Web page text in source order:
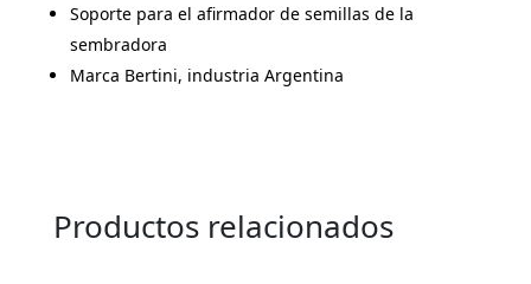
Soporte para el afirmador de semillas de la
sembradora
Marca Bertini, industria Argentina
Productos relacionados